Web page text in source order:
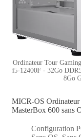
Ordinateur Tour
i5-12400F - 32Go
8Go
MICR-OS
MasterBox 600 sans
Configuration